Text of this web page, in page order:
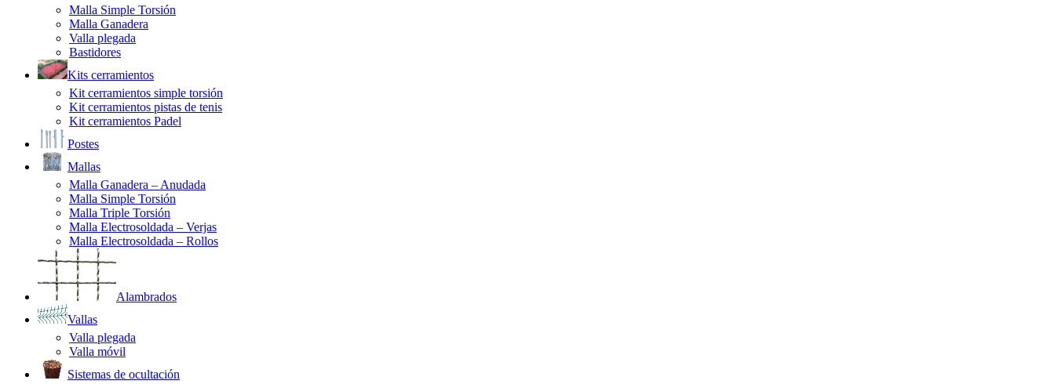
Malla Simple Torsión
Malla Ganadera
Valla plegada
Bastidores
Kits cerramientos
Kit cerramientos simple torsión
Kit cerramientos pistas de tenis
Kit cerramientos Padel
Postes
Mallas
Malla Ganadera – Anudada
Malla Simple Torsión
Malla Triple Torsión
Malla Electrosoldada – Verjas
Malla Electrosoldada – Rollos
Alambrados
Vallas
Valla plegada
Valla móvil
Sistemas de ocultación